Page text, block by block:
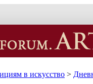
в искусство >